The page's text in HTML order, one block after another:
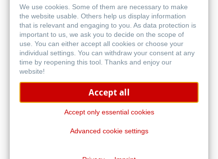
Aquarell
Blog
We use cookies. Some of them are necessary to make
the website usable. Others help us display information
that is relevant and engaging to you. As data protection is
important to us, we ask you to decide on the scope of
use. You can either accept all cookies or choose your
individual settings. You can withdraw your consent at any
time by reopening this tool. Thanks and enjoy our
website!
Accept all
Accept only essential cookies
Advanced cookie settings